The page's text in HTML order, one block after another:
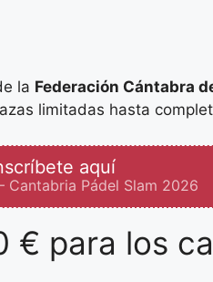
la Federación Cántabra
limitadas hasta
aquí
Cantabria Pádel Slam 2026
€ para los